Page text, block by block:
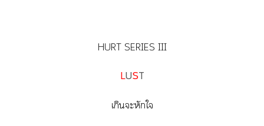
HURT SERIES III
LUST
เกินะหักใ